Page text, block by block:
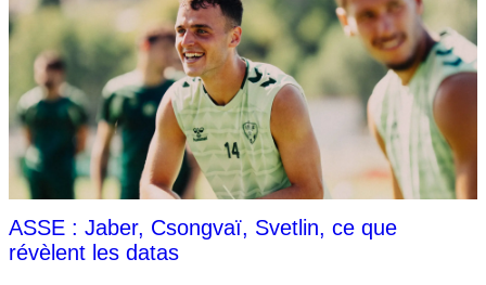
ASSE : Jaber, Csongvaï, Svetlin, ce que
révèlent les datas